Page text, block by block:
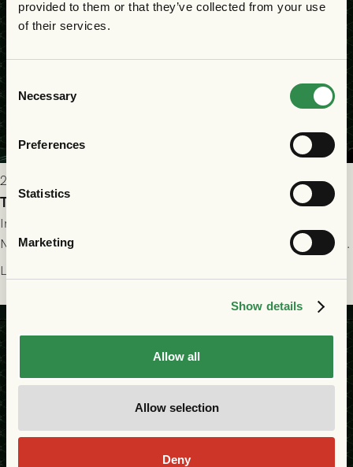
provided to them or that they’ve collected from your use
of their services.
Selection
Necessary
Preferences
Statistics
Marketing
Show details
Allow all
Allow selection
Deny
2026-07-22 19:00
Truppen till GAIS - FC Nordsjælland 23/7
Imorgon torsdag spelar GAIS herrar hemma mot FC
Nordsjælland på Gamla Ullevi med avspark kl 19.00! Fredrik
Holmberg och ledarstaben har tagit ut följande trupp till
matchen:
Läs mer